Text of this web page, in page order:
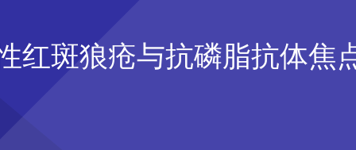
红斑狼疮与抗磷脂抗体焦